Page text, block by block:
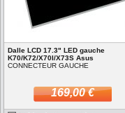
Dalle LCD 17.3" LED gauche
K70/K72/X70I/X73S Asus
CONNECTEUR GAUCHE
169,00 €